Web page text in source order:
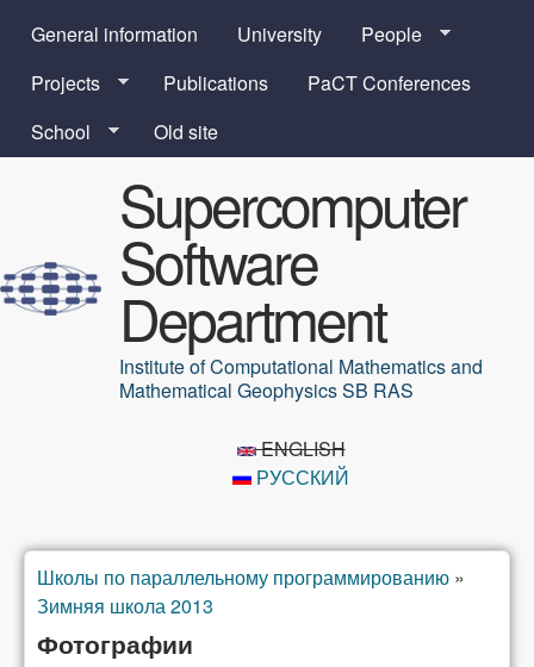
General information University
People
Projects
Publications
PaCT Conferences
School
Old site
Supercomputer
Software
Department
Institute of Computational Mathematics and
Mathematical Geophysics SB RAS
ENGLISH
РУССКИЙ
You are here
Школы по параллельному программированию »
Зимняя школа 2013
Фотографии